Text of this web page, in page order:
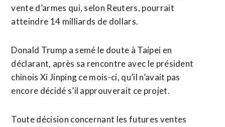
vente d’armes qui, selon Reuters, pourrait
atteindre 14 milliards de dollars.
Donald Trump a semé le doute à Taipei en
déclarant, après sa rencontre avec le président
chinois Xi Jinping ce mois-ci, qu’il n’avait pas
encore décidé s’il approuverait ce projet.
Toute décision concernant les futures ventes